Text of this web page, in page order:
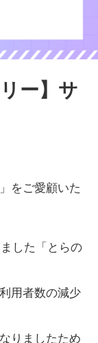
ー】サ
をご愛顧いた
した「とらの
用者数の減少
りましたため